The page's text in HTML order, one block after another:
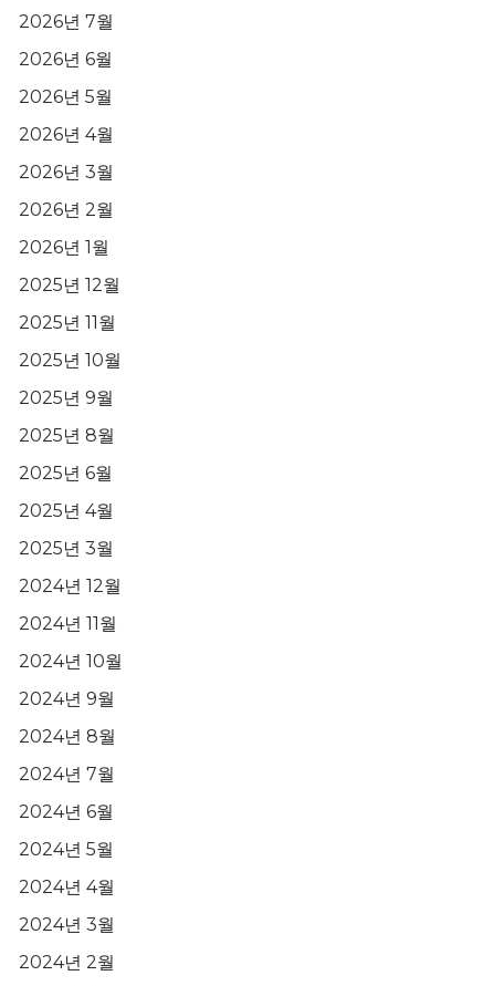
2026년 7월
2026년 6월
2026년 5월
2026년 4월
2026년 3월
2026년 2월
2026년 1월
2025년 12월
2025년 11월
2025년 10월
2025년 9월
2025년 8월
2025년 6월
2025년 4월
2025년 3월
2024년 12월
2024년 11월
2024년 10월
2024년 9월
2024년 8월
2024년 7월
2024년 6월
2024년 5월
2024년 4월
2024년 3월
2024년 2월